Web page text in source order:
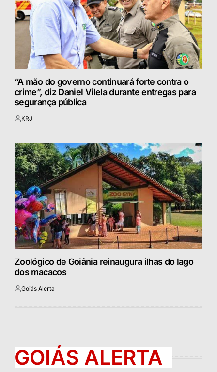
“A mão do governo continuará forte contra o
crime”, diz Daniel Vilela durante entregas para
segurança pública
Postado
KRJ
Zoológico de Goiânia reinaugura ilhas do lago
dos macacos
Postado
Goiás Alerta
GOIÁS ALERTA